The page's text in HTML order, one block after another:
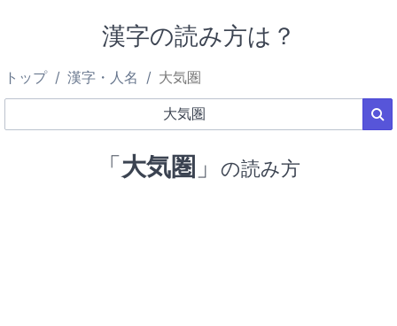
漢字の読み方は？
トップ 漢字・人名 大気圏
「大気圏 」 の読み方